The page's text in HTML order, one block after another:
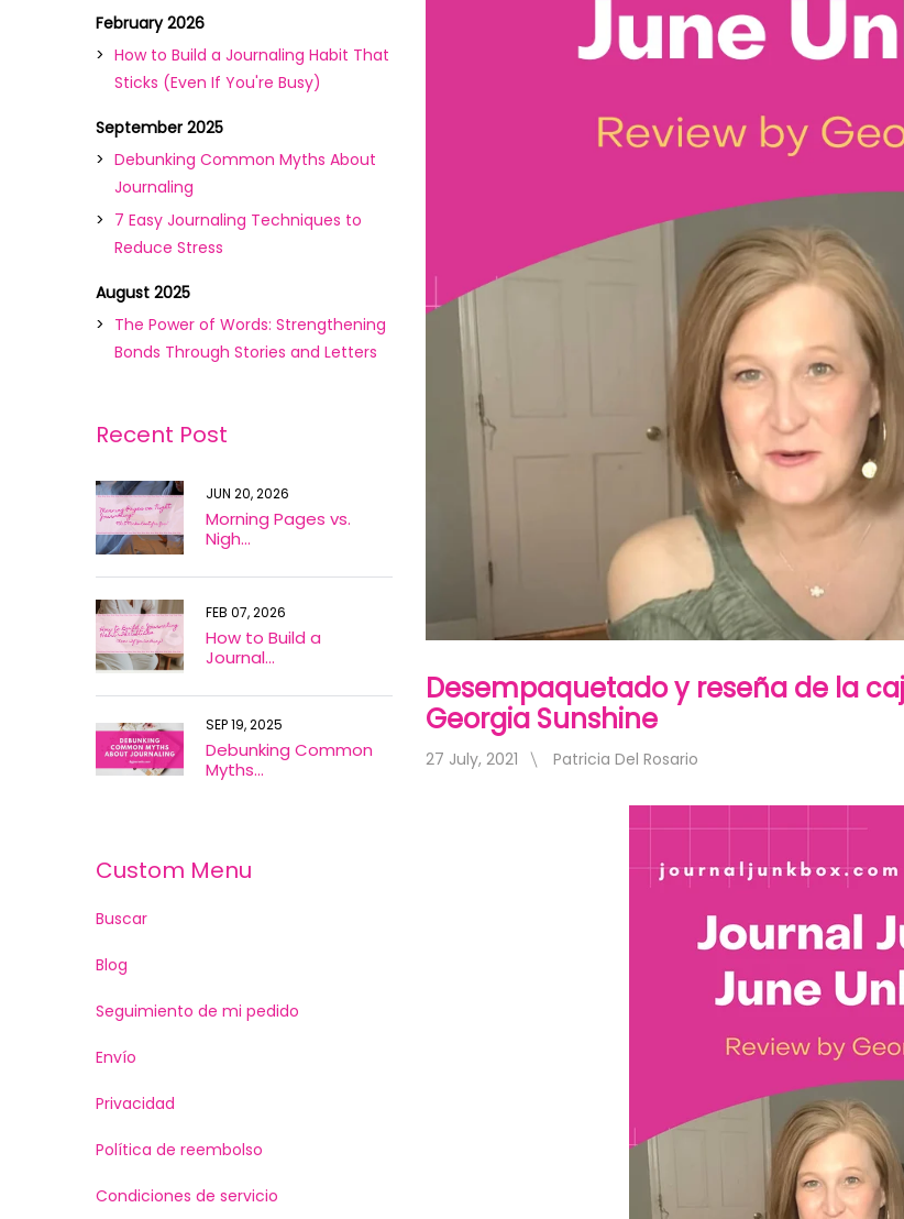
Desempaquetado y reseña de la
Georgia Sunshine
27 July, 2021 Patricia Del Rosario
February 2026
How to Build a Journaling Habit That
Sticks (Even If You're Busy)
September 2025
Debunking Common Myths About
Journaling
7 Easy Journaling Techniques to
Reduce Stress
August 2025
The Power of Words: Strengthening
Bonds Through Stories and Letters
Recent Post
JUN 20, 2026
Morning Pages vs.
Nigh...
FEB 07, 2026
How to Build a
Journal...
SEP 19, 2025
Debunking Common
Myths...
Custom Menu
Buscar
Blog
Seguimiento de mi pedido
Envío
Privacidad
Política de reembolso
Condiciones de servicio